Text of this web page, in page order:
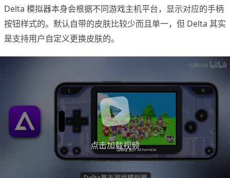
Delta 模拟器本身会根据不同游戏主机平台，显示对应的手柄
按钮样式的。默认自带的皮肤比较少而且单一，但 Delta 其实
是支持用户自定义更换皮肤的。
点击加载视频